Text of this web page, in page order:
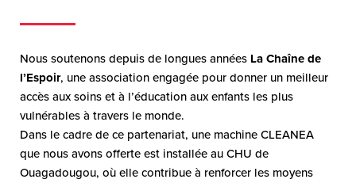
Nous soutenons depuis de longues années La Chaîne de
l’Espoir, une association engagée pour donner un meilleur
accès aux soins et à l’éducation aux enfants les plus
vulnérables à travers le monde.
Dans le cadre de ce partenariat, une machine CLEANEA
que nous avons offerte est installée au CHU de
Ouagadougou, où elle contribue à renforcer les moyens